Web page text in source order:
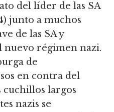
del líder de las SA
junto a muchos
de las SA y
nuevo régimen nazi.
de
en contra del
cuchillos largos
nazis se